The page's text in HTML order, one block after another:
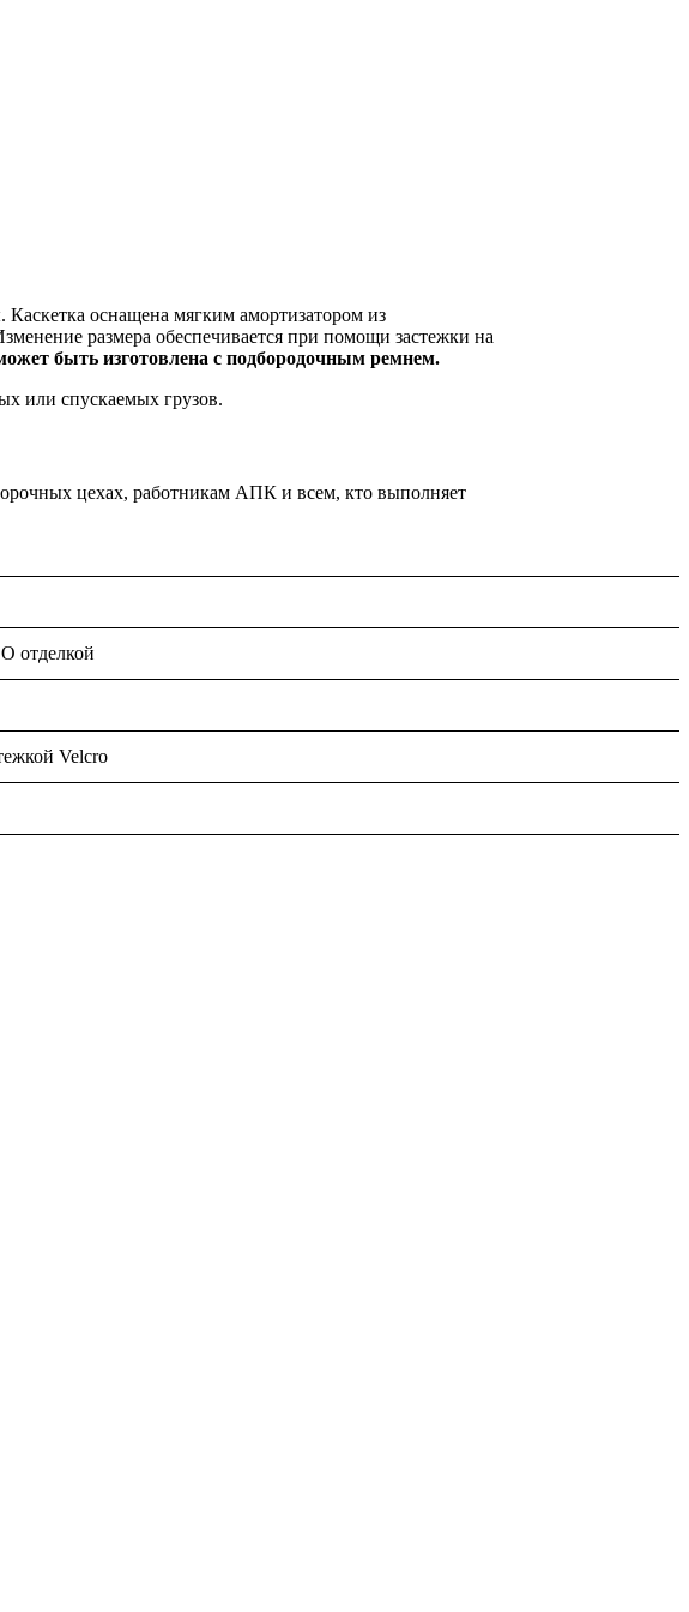
оснащена мягким амортизатором из
размера обеспечивается при помощи застежки на
быть изготовлена с подбородочным ремнем.
или спускаемых грузов.
цехах, работникам АПК и всем, кто выполняет
отделкой
Velcro